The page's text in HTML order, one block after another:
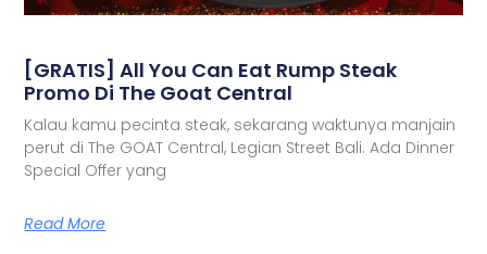
[GRATIS] All You Can Eat Rump Steak
Promo Di The Goat Central
Kalau kamu pecinta steak, sekarang waktunya manjain
perut di The GOAT Central, Legian Street Bali. Ada Dinner
Special Offer yang
Read More